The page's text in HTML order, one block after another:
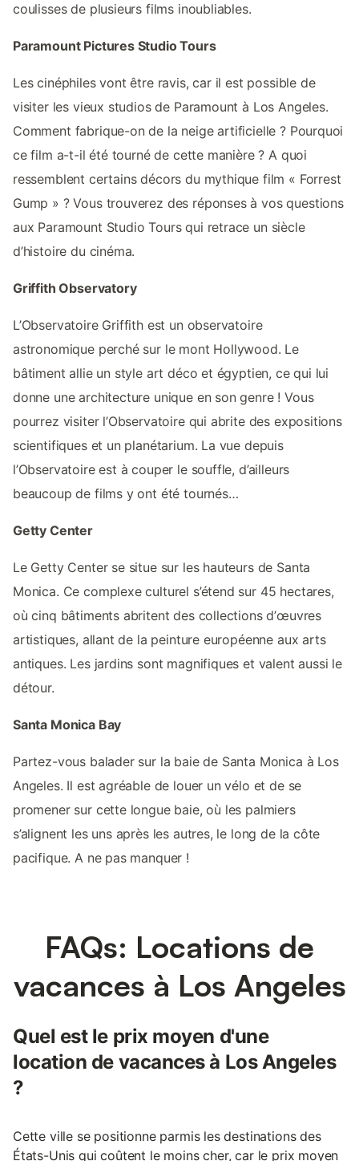
coulisses de plusieurs films inoubliables.
Paramount Pictures Studio Tours
Les cinéphiles vont être ravis, car il est possible de
visiter les vieux studios de Paramount à Los Angeles.
Comment fabrique-on de la neige artificielle ? Pourquoi
ce film a-t-il été tourné de cette manière ? A quoi
ressemblent certains décors du mythique film « Forrest
Gump » ? Vous trouverez des réponses à vos questions
aux Paramount Studio Tours qui retrace un siècle
d’histoire du cinéma.
Griffith Observatory
L’Observatoire Griffith est un observatoire
astronomique perché sur le mont Hollywood. Le
bâtiment allie un style art déco et égyptien, ce qui lui
donne une architecture unique en son genre ! Vous
pourrez visiter l’Observatoire qui abrite des expositions
scientifiques et un planétarium. La vue depuis
l’Observatoire est à couper le souffle, d’ailleurs
beaucoup de films y ont été tournés…
Getty Center
Le Getty Center se situe sur les hauteurs de Santa
Monica. Ce complexe culturel s’étend sur 45 hectares,
où cinq bâtiments abritent des collections d’œuvres
artistiques, allant de la peinture européenne aux arts
antiques. Les jardins sont magnifiques et valent aussi le
détour.
Santa Monica Bay
Partez-vous balader sur la baie de Santa Monica à Los
Angeles. Il est agréable de louer un vélo et de se
promener sur cette longue baie, où les palmiers
s’alignent les uns après les autres, le long de la côte
pacifique. A ne pas manquer !
FAQs: Locations de
vacances à Los Angeles
Quel est le prix moyen d'une
location de vacances à Los Angeles
?
Cette ville se positionne parmis les destinations des
États-Unis qui coûtent le moins cher, car le prix moyen